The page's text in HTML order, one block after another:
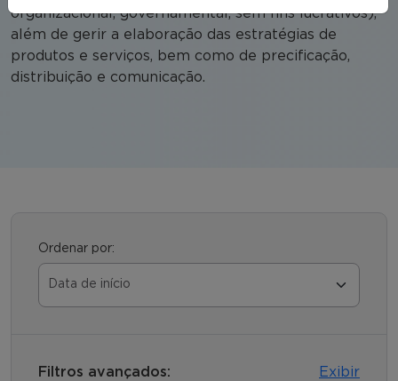
organizacional, governamental, sem fins lucrativos),
além de gerir a elaboração das estratégias de
produtos e serviços, bem como de precificação,
distribuição e comunicação.
Ordenar por:
Filtros avançados: Exibir